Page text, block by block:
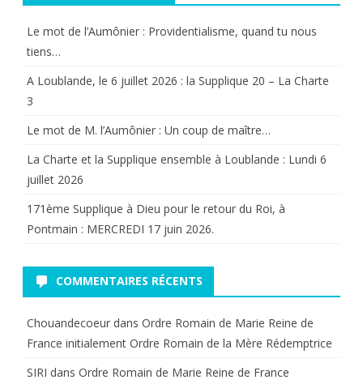
Le mot de l’Aumônier : Providentialisme, quand tu nous
tiens…
A Loublande, le 6 juillet 2026 : la Supplique 20 – La Charte
3
Le mot de M. l’Aumônier : Un coup de maître…
La Charte et la Supplique ensemble à Loublande : Lundi 6
juillet 2026
171ème Supplique à Dieu pour le retour du Roi, à
Pontmain : MERCREDI 17 juin 2026.
COMMENTAIRES RÉCENTS
Chouandecoeur dans Ordre Romain de Marie Reine de
France initialement Ordre Romain de la Mère Rédemptrice
SIRI dans Ordre Romain de Marie Reine de France